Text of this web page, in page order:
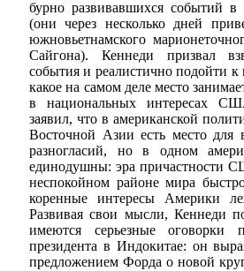
бурно развивавшихся событий
(они через несколько дней
южновьетнамского
Сайгона). Кеннеди призвал
события и реалистично подойти
какое на самом деле место
в национальных интересах
заявил, что в американской
Восточной Азии есть место для
разногласий, но в одном
единодушны: эра причастности
неспокойном районе мира
коренные интересы Америки
Развивая свои мысли, Кеннеди
имеются серьезные оговорки
президента в Индокитае: он
предложением Форда о новой